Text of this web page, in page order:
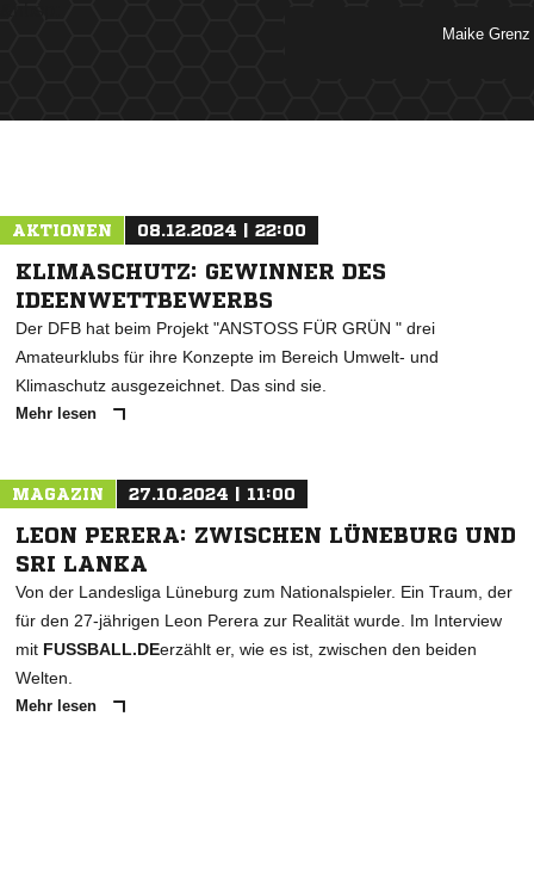
 
AKTIONEN 08.12.2024 | 22:00
KLIMASCHUTZ: GEWINNER DES
IDEENWETTBEWERBS
Der DFB hat beim Projekt "ANSTOSS FÜR GRÜN " drei
Amateurklubs für ihre Konzepte im Bereich Umwelt- und
Klimaschutz ausgezeichnet. Das sind sie.
Mehr lesen
MAGAZIN 27.10.2024 | 11:00
LEON PERERA: ZWISCHEN LÜNEBURG UND
SRI LANKA
Von der Landesliga Lüneburg zum Nationalspieler. Ein Traum, der
für den 27-jährigen Leon Perera zur Realität wurde. Im Interview
mit FUSSBALL.DEerzählt er, wie es ist, zwischen den beiden
Welten.
Mehr lesen